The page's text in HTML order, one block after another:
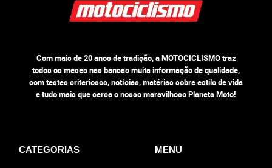
Com mais de 20 anos de tradição, a MOTOCICLISMO traz
todos os meses nas bancas muita informação de qualidade,
com testes criteriosos, notícias, matérias sobre estilo de vida
e tudo mais que cerca o nosso maravilhoso Planeta Moto!
CATEGORIAS MENU